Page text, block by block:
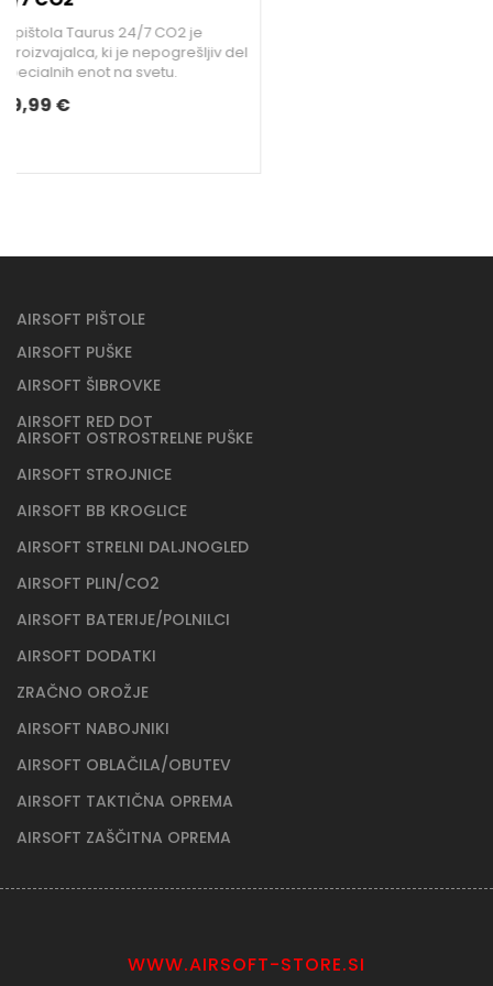
AIRSOFT PIŠTOLE
AIRSOFT PUŠKE
AIRSOFT ŠIBROVKE
AIRSOFT RED DOT
AIRSOFT OSTROSTRELNE PUŠKE
AIRSOFT STROJNICE
AIRSOFT BB KROGLICE
AIRSOFT STRELNI DALJNOGLED
AIRSOFT PLIN/CO2
AIRSOFT BATERIJE/POLNILCI
AIRSOFT DODATKI
ZRAČNO OROŽJE
AIRSOFT NABOJNIKI
AIRSOFT OBLAČILA/OBUTEV
AIRSOFT TAKTIČNA OPREMA
AIRSOFT ZAŠČITNA OPREMA
WWW.AIRSOFT-STORE.SI